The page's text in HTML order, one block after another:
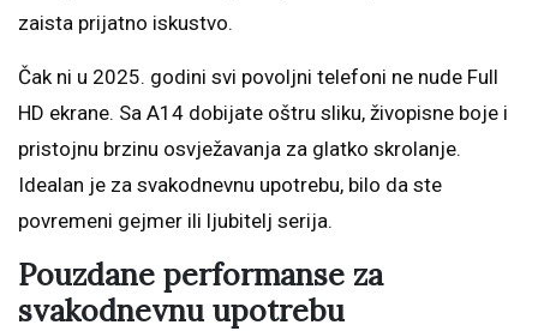
zaista prijatno iskustvo.
Čak ni u 2025. godini svi povoljni telefoni ne nude Full
HD ekrane. Sa A14 dobijate oštru sliku, živopisne boje i
pristojnu brzinu osvježavanja za glatko skrolanje.
Idealan je za svakodnevnu upotrebu, bilo da ste
povremeni gejmer ili ljubitelj serija.
Pouzdane performanse za
svakodnevnu upotrebu